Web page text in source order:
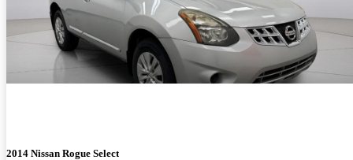
2014 Nissan Rogue Select